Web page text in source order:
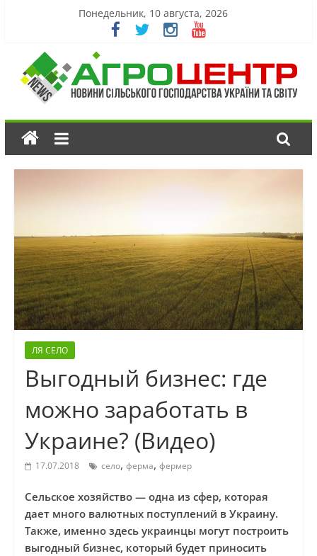
Понедельник, 10 августа, 2026
ЛЯ СЕЛО
Выгодный бизнес: где
можно заработать в
Украине? (Видео)
17.07.2018 село, ферма, фермер
Сельское хозяйство — одна из сфер, которая
дает много валютных поступлений в Украину.
Также, именно здесь украинцы могут построить
выгодный бизнес, который будет приносить